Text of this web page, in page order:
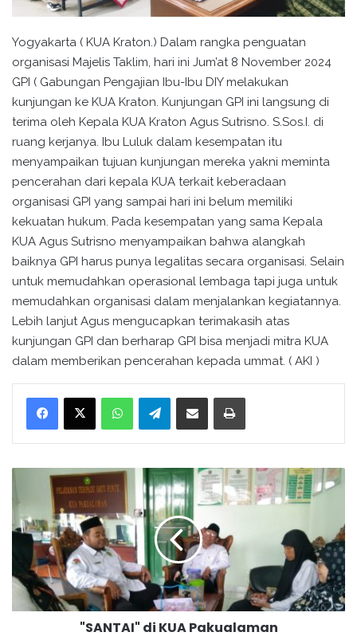
Yogyakarta ( KUA Kraton.) Dalam rangka penguatan
organisasi Majelis Taklim, hari ini Jum’at 8 November 2024
GPI ( Gabungan Pengajian Ibu-Ibu DIY melakukan
kunjungan ke KUA Kraton. Kunjungan GPI ini langsung di
terima oleh Kepala KUA Kraton Agus Sutrisno. S.Sos.I. di
ruang kerjanya. Ibu Luluk dalam kesempatan itu
menyampaikan tujuan kunjungan mereka yakni meminta
pencerahan dari kepala KUA terkait keberadaan
organisasi GPI yang sampai hari ini belum memiliki
kekuatan hukum. Pada kesempatan yang sama Kepala
KUA Agus Sutrisno menyampaikan bahwa alangkah
baiknya GPI harus punya legalitas secara organisasi. Selain
untuk memudahkan operasional lembaga tapi juga untuk
memudahkan organisasi dalam menjalankan kegiatannya.
Lebih lanjut Agus mengucapkan terimakasih atas
kunjungan GPI dan berharap GPI bisa menjadi mitra KUA
dalam memberikan pencerahan kepada ummat. ( AKI )
WhatsApp Telegram
A
N
I
d
"SANTAI" di KUA Pakualaman